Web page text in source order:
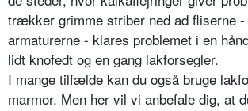
trækker grimme striber ned ad fliserne -
armaturerne - klares problemet i en
lidt knofedt og en gang lakforsegler.
I mange tilfælde kan du også bruge
marmor. Men her vil vi anbefale dig, at